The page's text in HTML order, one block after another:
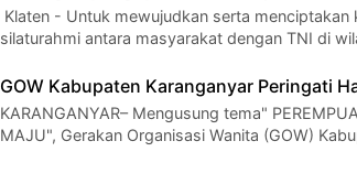
Klaten - Untuk mewujudkan serta menciptakan
silaturahmi antara masyarakat dengan TNI di
GOW Kabupaten Karanganyar Peringati
KARANGANYAR– Mengusung tema"
MAJU", Gerakan Organisasi Wanita (GOW)